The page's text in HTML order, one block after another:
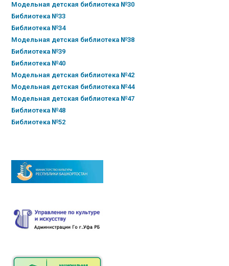
Модельная детская библиотека №30
Библиотека №33
Библиотека №34
Модельная детская библиотека №38
Библиотека №39
Библиотека №40
Модельная детская библиотека №42
Модельная детская библиотека №44
Модельная детская библиотека №47
Библиотека №48
Библиотека №52